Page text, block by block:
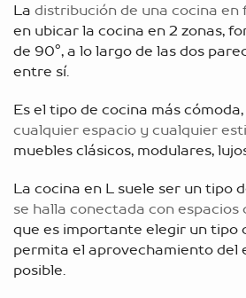
La distribución de una cocina en
en ubicar la cocina en 2 zonas,
de 90º, a lo largo de las dos
entre sí.
Es el tipo de cocina más cómoda,
cualquier espacio y cualquier
muebles clásicos, modulares,
La cocina en L suele ser un tipo
se halla conectada con espacios
que es importante elegir un tipo
permita el aprovechamiento del
posible.